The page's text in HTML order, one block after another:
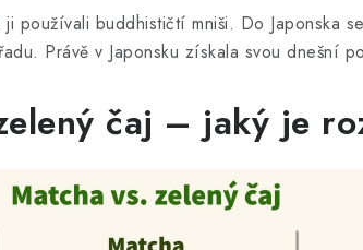
používali buddhističtí mniši. Do Japonska
Právě v Japonsku získala svou dnešní
čaj – jaký je